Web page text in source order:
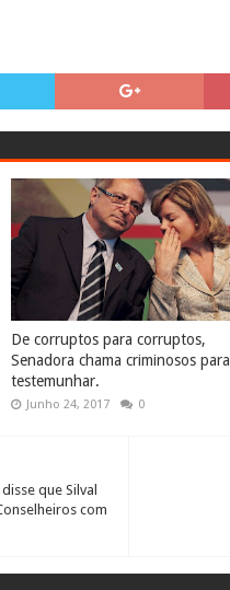
De corruptos para corruptos,
Senadora chama criminosos para
testemunhar.
Junho 24, 2017 0
que Silval
com